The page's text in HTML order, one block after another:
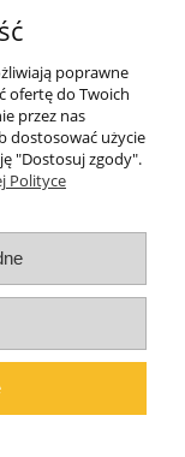
20, 97-500
| E-
poprawne
ofertę do Twoich
przez nas
dostosować użycie
"Dostosuj zgody".
Polityce